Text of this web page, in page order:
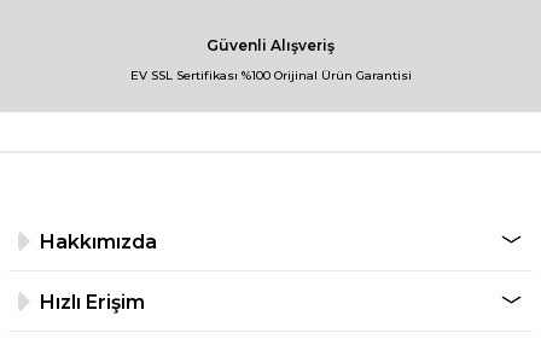
Güvenli Alışveriş
EV SSL Sertifikası %100 Orijinal Ürün Garantisi
Hakkımızda
Hızlı Erişim